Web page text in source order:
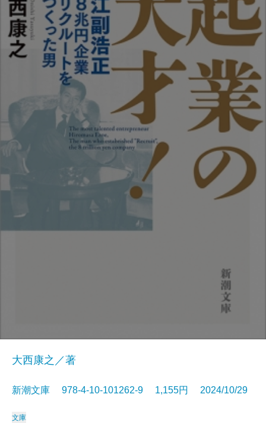
大西康之／著
新潮文庫 978-4-10-101262-9 1,155円 2024/10/29
文庫